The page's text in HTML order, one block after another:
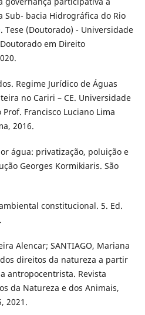
Sub- bacia Hidrográfica do Rio
Tese (Doutorado) - Universidade
em Direito
Regime Jurídico de Águas
no Cariri – CE. Universidade
Francisco Luciano Lima
2016.
água: privatização, poluição e
Georges Kormikiaris. São
constitucional. 5. Ed.
Alencar; SANTIAGO, Mariana
direitos da natureza a partir
antropocentrista. Revista
da Natureza e dos Animais,
2021.